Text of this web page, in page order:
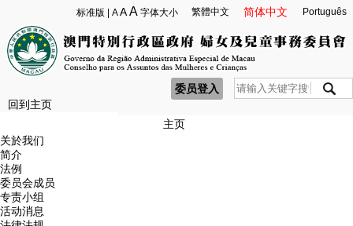
Português
简体中文
繁體中文
标准版 |A A A 字体大小
回到主页
委员登入
主页
关於我们
简介
法例
委员会成员
专责小组
活动消息